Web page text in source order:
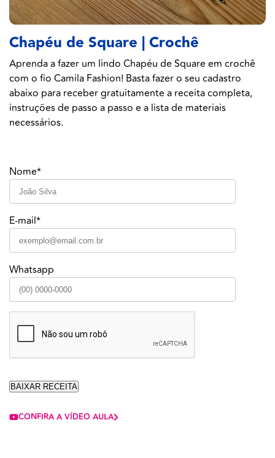
Chapéu de Square | Crochê
Aprenda a fazer um lindo Chapéu de Square em crochê
com o fio Camila Fashion! Basta fazer o seu cadastro
abaixo para receber gratuitamente a receita completa,
instruções de passo a passo e a lista de materiais
necessários.
Nome*
E-mail*
Whatsapp
CONFIRA A VÍDEO AULA